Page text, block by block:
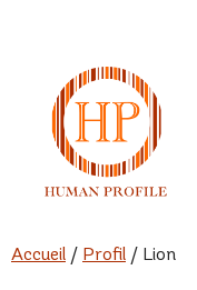
contenu
Accueil / Profil / Lion